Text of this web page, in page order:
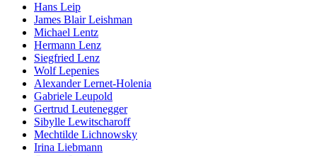
Hans Leip
James Blair Leishman
Michael Lentz
Hermann Lenz
Siegfried Lenz
Wolf Lepenies
Alexander Lernet-Holenia
Gabriele Leupold
Gertrud Leutenegger
Sibylle Lewitscharoff
Mechtilde Lichnowsky
Irina Liebmann